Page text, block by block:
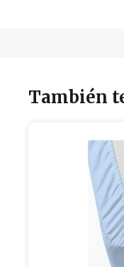
También